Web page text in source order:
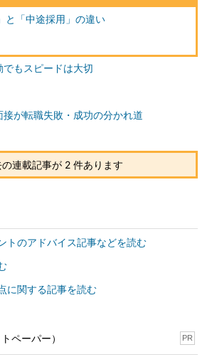
ていました。オープン系の開発環境で、し
れる企業で人気がありました。さらに汎用
募できたのです。
を持つ2人のエンジニアが応募してきた
メガバンク系SIerに勤務して3年目。汎用機
。2次請けのSIerに勤務して3年目。汎用機
ュニケーション力で、面接では高いポテ
ールしました。面接担当者も好印象を持っ
もしっかりできているので、長所のアピー
ャルを秘めているとは感じさせない方でし
と「中途採用」の違い
でもスピードは大切
接が転職失敗・成功の分かれ道
連載記事が 2 件あります
トのアドバイス記事などを読む
に関する記事を読む
ペーパー） PR